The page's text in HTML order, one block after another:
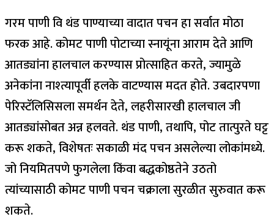
गरम पाणी वि थंड पाण्याच्या वादात पचन हा सर्वात मोठा
फरक आहे. कोमट पाणी पोटाच्या स्नायूंना आराम देते आणि
आतड्यांना हालचाल करण्यास प्रोत्साहित करते, ज्यामुळे
अनेकांना नाश्त्यापूर्वी हलके वाटण्यास मदत होते. उबदारपणा
पेरिस्टॅलिसिसला समर्थन देते, लहरीसारखी हालचाल जी
आतड्यांसोबत अन्न हलवते. थंड पाणी, तथापि, पोट तात्पुरते घट्ट
करू शकते, विशेषतः सकाळी मंद पचन असलेल्या लोकांमध्ये.
जो नियमितपणे फुगलेला किंवा बद्धकोष्ठतेने उठतो
त्यांच्यासाठी कोमट पाणी पचन चक्राला सुरळीत सुरुवात करू
शकते.